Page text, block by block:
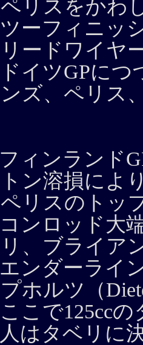
リスをかわ
ーフィニッ
ードワイヤ
イツGPに
ズ、ペリス
ィンランド
ン溶損によ
リスのトッ
ンロッド大
、ブライア
ンダーライ
ホルツ（
こで125cc
はタベリに